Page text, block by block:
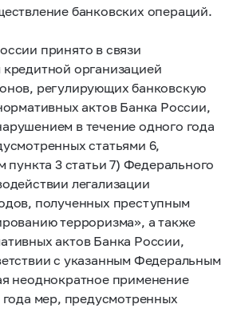
банковских операций.
принято в связи
организацией
регулирующих банковскую
актов Банка России,
в течение одного года
статьями 6,
пункта 3 статьи 7) Федерального
легализации
полученных преступным
терроризма», а также
актов Банка России,
с указанным Федеральным
неоднократное применение
года мер, предусмотренных